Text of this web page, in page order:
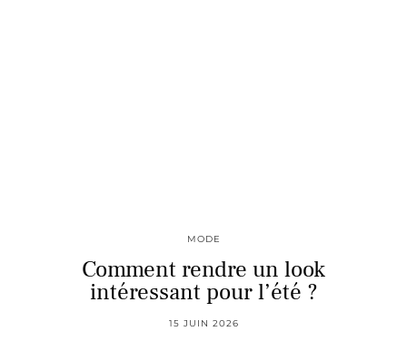
MODE
Comment rendre un look
intéressant pour l’été ?
15 JUIN 2026